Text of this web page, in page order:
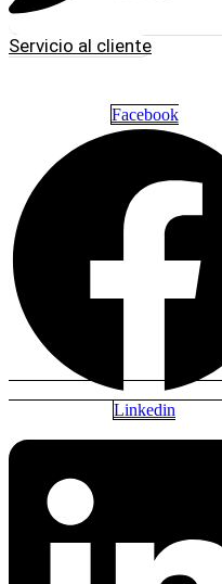
Servicio al cliente
Facebook
Linkedin